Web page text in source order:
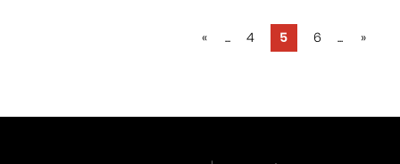
« ... 4 5 6 ... »